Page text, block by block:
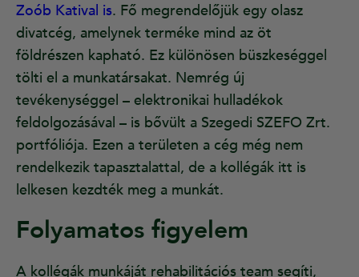
Zoób Katival is. Fő megrendelőjük egy olasz
divatcég, amelynek terméke mind az öt
földrészen kapható. Ez különösen büszkeséggel
tölti el a munkatársakat. Nemrég új
tevékenységgel – elektronikai hulladékok
feldolgozásával – is bővült a Szegedi SZEFO Zrt.
portfóliója. Ezen a területen a cég még nem
rendelkezik tapasztalattal, de a kollégák itt is
lelkesen kezdték meg a munkát.
Folyamatos figyelem
A kollégák munkáját rehabilitációs team segíti,